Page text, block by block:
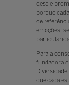
deseje
porque
de
emoções,
Para a
fundadora
Diversidade,
que cada